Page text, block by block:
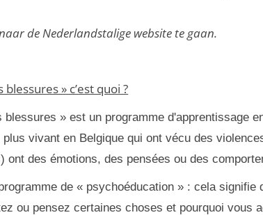
de Nederlandstalige website te gaan.
blessures » c’est quoi ?
blessures » est un programme d'apprentissage
plus vivant en Belgique qui ont vécu des
ont des émotions, des pensées ou des
de « psychoéducation » : cela signifie
ou pensez certaines choses et pourquoi vous